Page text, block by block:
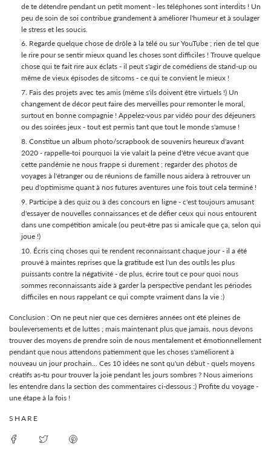
de te détendre pendant un petit moment - les téléphones sont interdits ! Un
peu de soin de soi contribue grandement à améliorer l'humeur et à soulager
le stress et les soucis.
Regarde quelque chose de drôle à la télé ou sur YouTube ; rien de tel que
le rire pour se sentir mieux quand les choses sont difficiles ! Trouve quelque
chose qui te fait rire aux éclats - il peut s'agir de comédiens de stand-up ou
même de vieux épisodes de sitcoms - ce qui te convient le mieux !
Fais des projets avec tes amis (même s'ils doivent être virtuels !) Un
changement de décor peut faire des merveilles pour remonter le moral,
surtout en bonne compagnie ! Appelez-vous par vidéo pour des déjeuners
ou des soirées jeux - tout est permis tant que tout le monde s'amuse !
Constitue un album photo/scrapbook de souvenirs heureux d'avant
2020 - rappelle-toi pourquoi la vie valait la peine d'être vécue avant que
cette pandémie ne nous frappe si durement ; regarder des photos de
voyages à l'étranger ou de réunions de famille nous aidera à retrouver un
peu d'optimisme quant à nos futures aventures une fois tout cela terminé !
Participe à des quiz ou à des concours en ligne - c'est toujours amusant
d'essayer de nouvelles connaissances et de défier ceux qui nous entourent
dans une compétition amicale (ou peut-être pas si amicale que ça, selon qui
joue !)
Écris cinq choses qui te rendent reconnaissant chaque jour - il a été
prouvé à maintes reprises que la gratitude est l'un des outils les plus
puissants contre la négativité - de plus, écrire tout ce pour quoi nous
sommes reconnaissants aide à garder la perspective pendant les périodes
difficiles en nous rappelant ce qui compte vraiment dans la vie :)
Conclusion : On ne peut nier que ces dernières années ont été pleines de
bouleversements et de luttes ; mais maintenant plus que jamais, nous devons
trouver des moyens de prendre soin de nous mentalement et émotionnellement
pendant que nous attendons patiemment que les choses s'améliorent à
nouveau un jour prochain... Ces 10 idées ne sont qu'un début - quels moyens
créatifs as-tu pour trouver la joie pendant les jours sombres ? Nous aimerions
les entendre dans la section des commentaires ci-dessous :) Profite du voyage -
une étape à la fois !
SHARE